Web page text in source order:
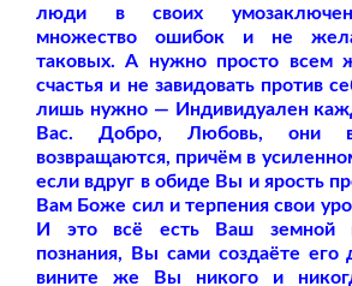
люди в своих
множество ошибок и не
таковых. А нужно просто всем
счастья и не завидовать против
лишь нужно — Индивидуален
Вас. Добро, Любовь, они
возвращаются, причём в
если вдруг в обиде Вы и ярость
Вам Боже сил и терпения свои
И это всё есть Ваш земной
познания, Вы сами создаёте его
вините же Вы никого и